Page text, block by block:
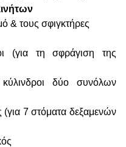
& τους σφιγκτήρες
(για τη σφράγιση της
δύο συνόλων
7 στόματα δεξαμενών